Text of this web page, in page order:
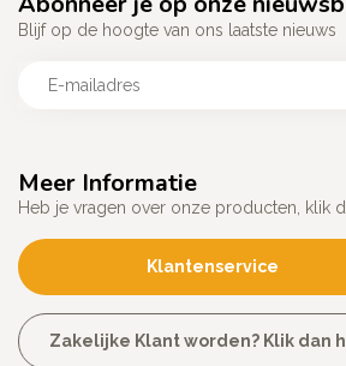
Meer Informatie
Heb je vragen over onze producten, klik
Klantenservice
Zakelijke Klant worden? Klik dan
Blijf op de hoogte van ons laatste nieuws